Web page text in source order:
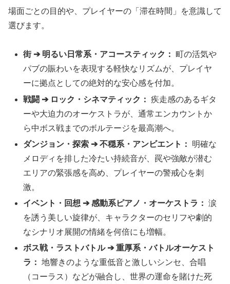
場面ごとの目的や、プレイヤーの「滞在時間」を意識して
選びます。
街 ➔ 明るい日常系・アコースティック： 町の活気や
パブの賑わいを表現する軽快なリズムが、プレイヤ
ーに拠点としての絶対的な安心感を付加。
戦闘 ➔ ロック・シネマティック： 疾走感のあるギタ
ーや大迫力のオーケストラが、通常エンカウントか
ら中ボス戦までのボルテージを最高潮へ。
ダンジョン・探索 ➔ 不穏系・アンビエント：
明確な
メロディを排した冷たい持続音が、罠や強敵が潜む
エリアの緊張感を高め、プレイヤーの警戒心を刺
激。
イベント・回想 ➔ 感動系ピアノ・オーケストラ： 涙
を誘う美しい旋律が、キャラクターのセリフや劇的
なシナリオ展開の情緒を何倍にも増幅。
ボス戦・ラストバトル ➔ 重厚系・バトルオーケスト
ラ： 地響きのような重低音と激しいシンセ、合唱
（コーラス）などが融合し、世界の運命を賭けた死